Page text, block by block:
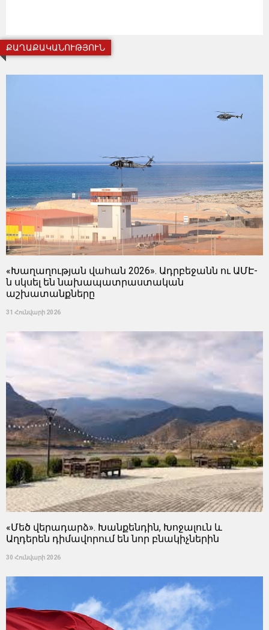
ՔԱՂԱՔԱԿԱՆՈՒԹՅՈՒՆ
«Խաղաղության վահան 2026». Ադրբեջանն ու ԱՄԷ-
ն սկսել են նախապատրաստական ​​
աշխատանքները
31 Հունվարի 2026
«Մեծ վերադարձ». Խանքենդին, Խոջալուն և
Աղդերեն դիմավորում են նոր բնակիչներին
30 Հունվարի 2026